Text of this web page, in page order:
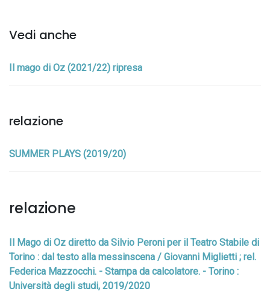
Vedi anche
Il mago di Oz (2021/22) ripresa
relazione
SUMMER PLAYS (2019/20)
relazione
Il Mago di Oz diretto da Silvio Peroni per il Teatro Stabile di
Torino : dal testo alla messinscena / Giovanni Miglietti ; rel.
Federica Mazzocchi. - Stampa da calcolatore. - Torino :
Università degli studi, 2019/2020